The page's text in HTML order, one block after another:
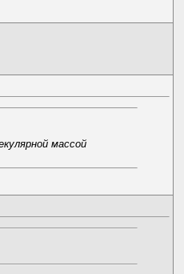
массой